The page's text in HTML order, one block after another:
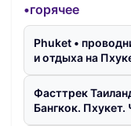
•горячее
Phuket •
и отдыха на
Фасттрек
Бангкок. Пхукет.